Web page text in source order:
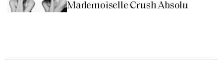
Mademoiselle Crush Absolu